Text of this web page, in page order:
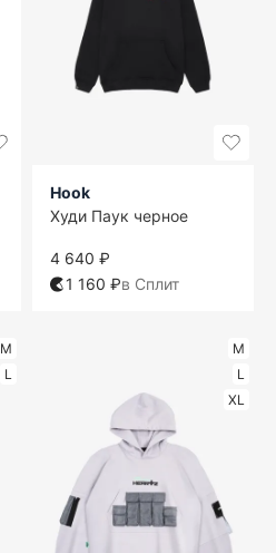
Hook
Худи Паук черное
4 640 ₽
1 160 ₽в Сплит
M
L
M
L
XL